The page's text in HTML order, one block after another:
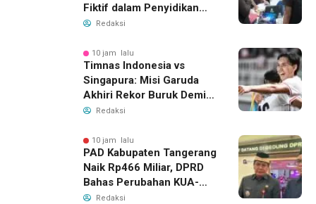
Fiktif dalam Penyidikan
Dana BOP PKBM
Redaksi
10 jam lalu
Timnas Indonesia vs
Singapura: Misi Garuda
Akhiri Rekor Buruk Demi
Tiket Semifinal Piala AFF
Redaksi
10 jam lalu
PAD Kabupaten Tangerang
Naik Rp466 Miliar, DPRD
Bahas Perubahan KUA-
PPAS 2026
Redaksi